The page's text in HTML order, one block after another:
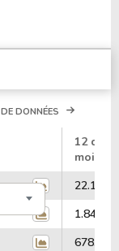
DONNÉES
12
mois
22.19
1.84
678.00